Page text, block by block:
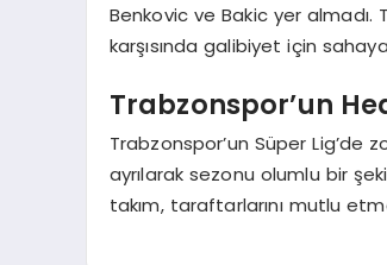
Benkovic ve Bakic yer
karşısında galibiyet için
Trabzonspor’un
Trabzonspor’un Süper Lig’de
ayrılarak sezonu olumlu bir
takım, taraftarlarını mutlu